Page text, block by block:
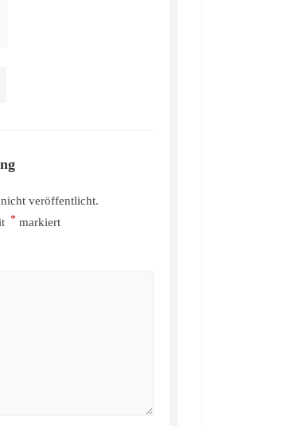
veröffentlicht.
*markiert